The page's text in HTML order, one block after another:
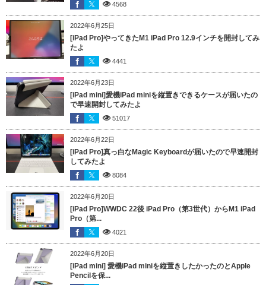
4568
2022年6月25日
[iPad Pro]やってきたM1 iPad Pro 12.9インチを開封してみ
たよ
4441
2022年6月23日
[iPad mini]愛機iPad miniを縦置きできるケースが届いたの
で早速開封してみたよ
51017
2022年6月22日
[iPad Pro]真っ白なMagic Keyboardが届いたので早速開封
してみたよ
8084
2022年6月20日
[iPad Pro]WWDC 22後 iPad Pro（第3世代）からM1 iPad
Pro（第...
4021
2022年6月20日
[iPad mini] 愛機iPad miniを縦置きしたかったのとApple
Pencilを保...